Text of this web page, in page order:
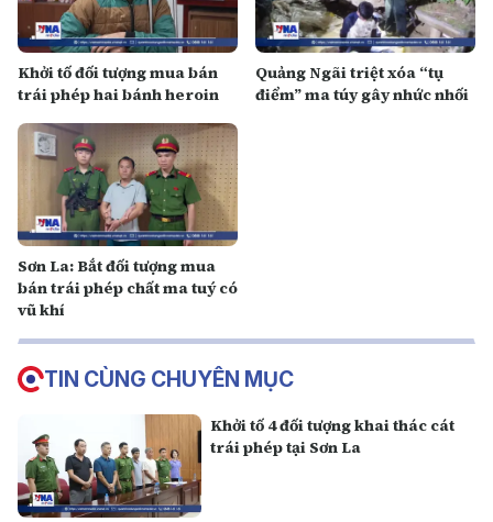
Khởi tố đối tượng mua bán
trái phép hai bánh heroin
Quảng Ngãi triệt xóa “tụ
điểm” ma túy gây nhức nhối
Sơn La: Bắt đối tượng mua
bán trái phép chất ma tuý có
vũ khí
TIN CÙNG CHUYÊN MỤC
Khởi tố 4 đối tượng khai thác cát
trái phép tại Sơn La